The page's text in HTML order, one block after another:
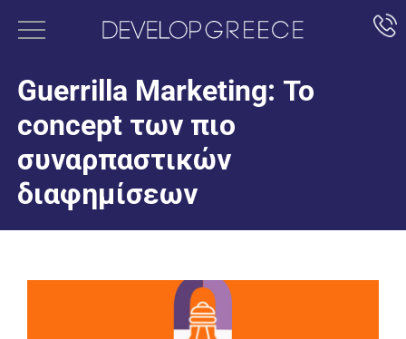
Guerrilla Marketing: Το
concept των πιο
συναρπαστικών
διαφημίσεων